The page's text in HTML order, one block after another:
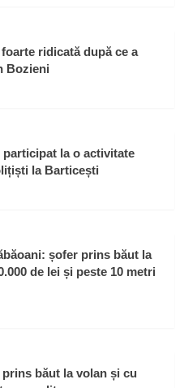
ridicată după ce a
Bozieni
la o activitate
la Barticești
șofer prins băut la
de lei și peste 10 metri
băut la volan și cu